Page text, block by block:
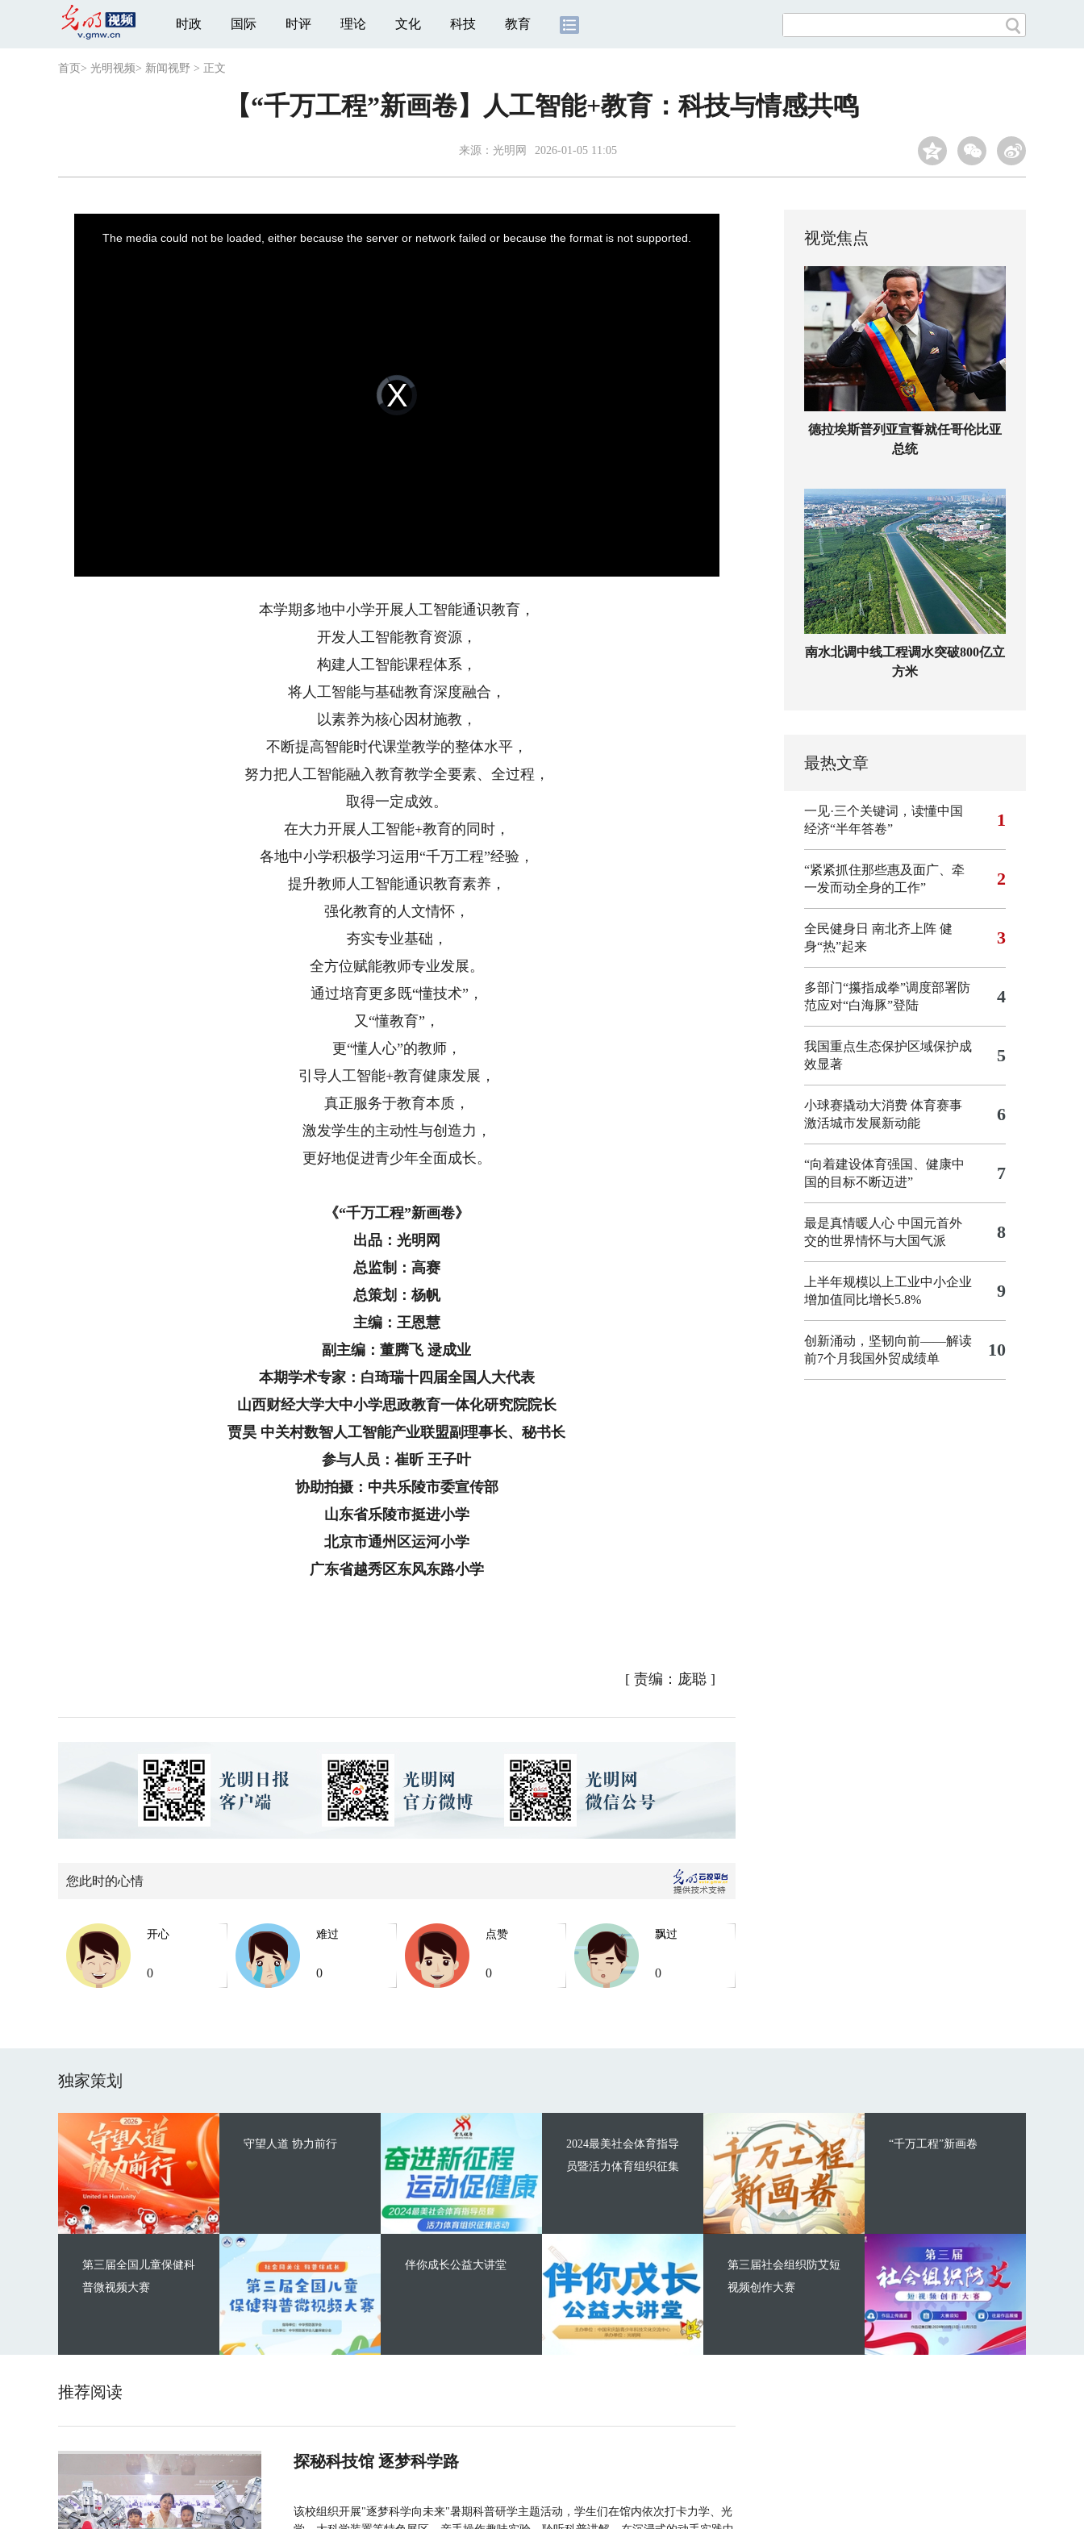
时政 国际 时评 理论 文化 科技 教育
首页 > 光明视频> 新闻视野 > 正文
【“千万工程”新画卷】人工智能+教育：科技与情感共鸣
来源： 光明网 2026-01-05 11:05
Video
Player
is
loading.
The media could not be loaded, either because the server or network failed or because the format is not supported.
本学期多地中小学开展人工智能通识教育，
开发人工智能教育资源，
构建人工智能课程体系，
将人工智能与基础教育深度融合，
以素养为核心因材施教，
不断提高智能时代课堂教学的整体水平，
努力把人工智能融入教育教学全要素、全过程，
取得一定成效。
在大力开展人工智能+教育的同时，
各地中小学积极学习运用“千万工程”经验，
提升教师人工智能通识教育素养，
强化教育的人文情怀，
夯实专业基础，
全方位赋能教师专业发展。
通过培育更多既“懂技术”，
又“懂教育”，
更“懂人心”的教师，
引导人工智能+教育健康发展，
真正服务于教育本质，
激发学生的主动性与创造力，
更好地促进青少年全面成长。
《“千万工程”新画卷》
出品：光明网
总监制：高赛
总策划：杨帆
主编：王恩慧
副主编：董腾飞 逯成业
本期学术专家：白琦瑞十四届全国人大代表
山西财经大学大中小学思政教育一体化研究院院长
贾昊 中关村数智人工智能产业联盟副理事长、秘书长
参与人员：崔昕 王子叶
协助拍摄：中共乐陵市委宣传部
山东省乐陵市挺进小学
北京市通州区运河小学
广东省越秀区东风东路小学
[ 责编：庞聪 ]
您此时的心情
开心
0
难过
0
点赞
0
飘过
0
视觉焦点
德拉埃斯普列亚宣誓就任哥伦比亚
总统
南水北调中线工程调水突破800亿立
方米
最热文章
一见·三个关键词，读懂中国
经济“半年答卷”
1
“紧紧抓住那些惠及面广、牵
一发而动全身的工作”
2
全民健身日 南北齐上阵 健
身“热”起来
3
多部门“攥指成拳”调度部署防
范应对“白海豚”登陆
4
我国重点生态保护区域保护成
效显著
5
小球赛撬动大消费 体育赛事
激活城市发展新动能
6
“向着建设体育强国、健康中
国的目标不断迈进”
7
最是真情暖人心 中国元首外
交的世界情怀与大国气派
8
上半年规模以上工业中小企业
增加值同比增长5.8%
9
创新涌动，坚韧向前——解读
前7个月我国外贸成绩单
10
独家策划
守望人道 协力前行
第三届全国儿童保健科
普微视频大赛
2024最美社会体育指导
员暨活力体育组织征集
伴你成长公益大讲堂
“千万工程”新画卷
第三届社会组织防艾短
视频创作大赛
推荐阅读
探秘科技馆 逐梦科学路
该校组织开展"逐梦科学向未来"暑期科普研学主题活动，学生们在馆内依次打卡力学、光